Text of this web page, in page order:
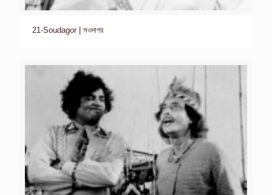
21-Soudagor | সওদাগর